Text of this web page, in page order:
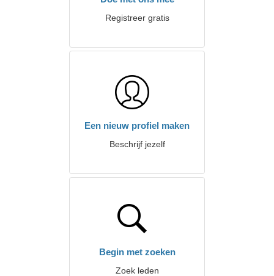
Registreer gratis
Een nieuw profiel maken
Beschrijf jezelf
Begin met zoeken
Zoek leden